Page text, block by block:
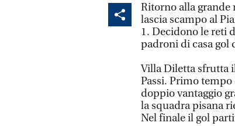
Ritorno alla grande
lascia scampo al
1. Decidono le reti
padroni di casa gol
Villa Diletta sfrutta
Passi. Primo
doppio vantaggio
la squadra pisana
Nel finale il gol